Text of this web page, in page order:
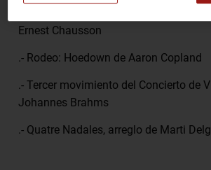
Ernest Chausson
.- Rodeo: Hoedown de Aaron Copland
.- Tercer movimiento del Concierto de
Johannes Brahms
.- Quatre Nadales, arreglo de Marti